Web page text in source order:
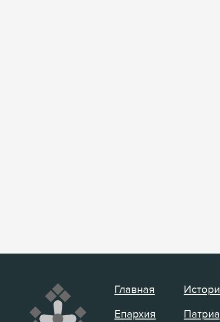
Главная
Епархия